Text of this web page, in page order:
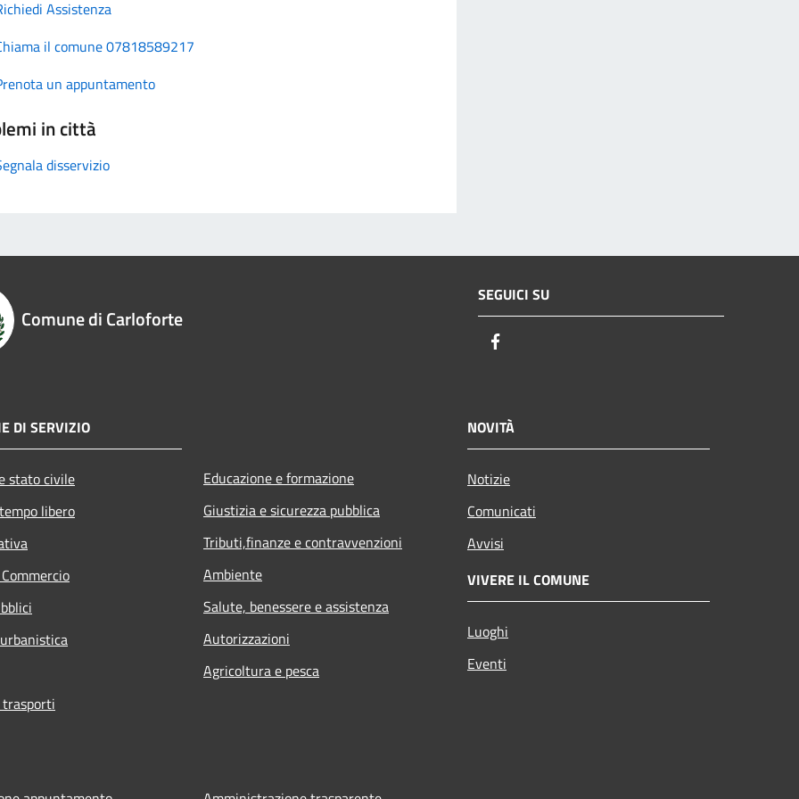
Assistenza
il comune 07818589217
un appuntamento
in città
disservizio
Comune di Carloforte
SEGUICI SU
DI SERVIZIO
stato civile
libero
Educazione e formazione
Giustizia e sicurezza pubblica
Tributi,finanze e contravvenzioni
Ambiente
Salute, benessere e assistenza
Autorizzazioni
Agricoltura e pesca
NOVITÀ
Notizie
Comunicati
Avvisi
VIVERE IL COMUNE
Luoghi
Eventi